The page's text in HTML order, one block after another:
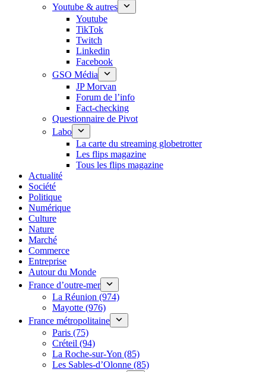
Youtube & autres
Youtube
TikTok
Twitch
Linkedin
Facebook
GSO Média
JP Morvan
Forum de l’info
Fact-checking
Questionnaire de Pivot
Labo
La carte du streaming globetrotter
Les flips magazine
Tous les flips magazine
Actualité
Société
Politique
Numérique
Culture
Nature
Marché
Commerce
Entreprise
Autour du Monde
France d’outre-mer
La Réunion (974)
Mayotte (976)
France métropolitaine
Paris (75)
Créteil (94)
La Roche-sur-Yon (85)
Les Sables-d’Olonne (85)